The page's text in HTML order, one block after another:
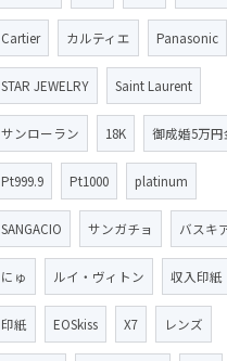
Cartier カルティエ Panasonic
STAR JEWELRY Saint Laurent
サンローラン 18K 御成婚5万円
Pt999.9 Pt1000 platinum
SANGACIO サンガチョ バスキ
にゅ ルイ・ヴィトン 収入印紙
印紙 EOSkiss X7 レンズ